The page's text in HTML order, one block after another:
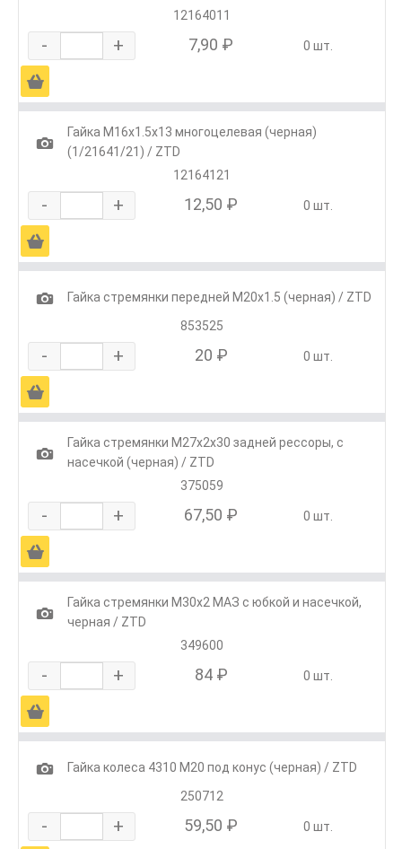
12164011
- + 7,90 ₽ 0 шт.
Ä
1
Гайка М16х1.5х13 многоцелевая (черная)
(1/21641/21) / ZTD
12164121
- + 12,50 ₽ 0 шт.
Ä
1
Гайка стремянки передней М20х1.5 (черная) / ZTD
853525
- + 20 ₽ 0 шт.
Ä
1
Гайка стремянки М27х2х30 задней рессоры, с
насечкой (черная) / ZTD
375059
- + 67,50 ₽ 0 шт.
Ä
1
Гайка стремянки М30х2 МАЗ с юбкой и насечкой,
черная / ZTD
349600
- + 84 ₽ 0 шт.
Ä
1
Гайка колеса 4310 М20 под конус (черная) / ZTD
250712
- + 59,50 ₽ 0 шт.